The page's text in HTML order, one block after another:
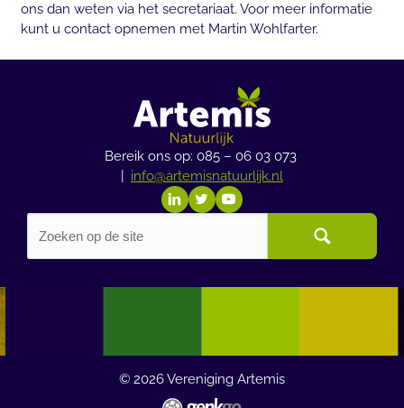
ons dan weten via het secretariaat. Voor meer informatie
kunt u contact opnemen met Martin Wohlfarter.
Bereik ons op: 085 – 06 03 073
info@artemisnatuurlijk.nl
© 2026Vereniging Artemis